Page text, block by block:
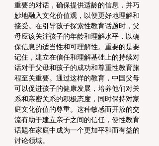
重要的对话，确保提供适龄的信息，并巧
妙地融入文化价值观，以便更好地理解和
接受。在引导孩子探索性教育话题时，父
母应该关注孩子的年龄和理解水平，以确
保信息的适当性和可理解性。重要的是要
记住，建立在信任和理解基础上的持续对
话对于父母和孩子的成功和尊重性教育旅
程至关重要。通过这样的教育，中国父母
可以促进孩子的健康发展，培养他们对关
系和亲密关系的积极态度，同时保持对家
庭文化价值的尊重。这种敏感而开放的交
流有助于建立亲子之间的信任，使性教育
话题在家庭中成为一个更加平和而有益的
讨论领域。